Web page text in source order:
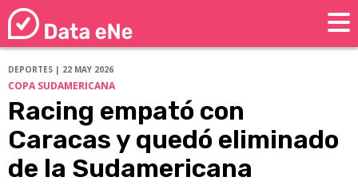
DEPORTES | 22 MAY 2026
COPA SUDAMERICANA
Racing empató con
Caracas y quedó eliminado
de la Sudamericana